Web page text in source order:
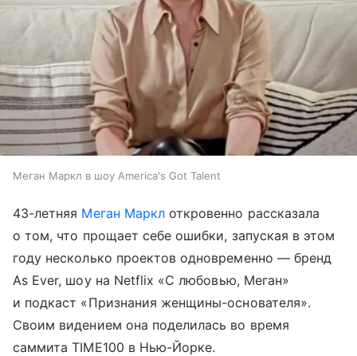
Меган Маркл в шоу America's Got Talent
43-летняя Меган Маркл откровенно рассказала
о том, что прощает себе ошибки, запуская в этом
году несколько проектов одновременно — бренд
As Ever, шоу на Netflix «С любовью, Меган»
и подкаст «Признания женщины-основателя».
Своим видением она поделилась во время
саммита TIME100 в Нью-Йорке.